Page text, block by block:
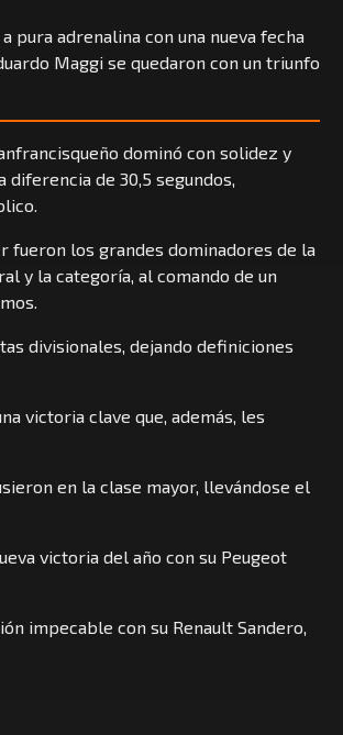
pura adrenalina con una nueva fecha
Maggi se quedaron con un triunfo
dominó con solidez y
de 30,5 segundos,
fueron los grandes dominadores de la
y la categoría, al comando de un
divisionales, dejando definiciones
victoria clave que, además, les
en la clase mayor, llevándose el
victoria del año con su Peugeot
impecable con su Renault Sandero,